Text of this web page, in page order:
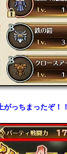
っちまったぞ！！